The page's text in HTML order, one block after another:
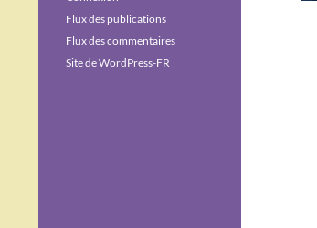
Flux des publications
Flux des commentaires
Site de WordPress-FR